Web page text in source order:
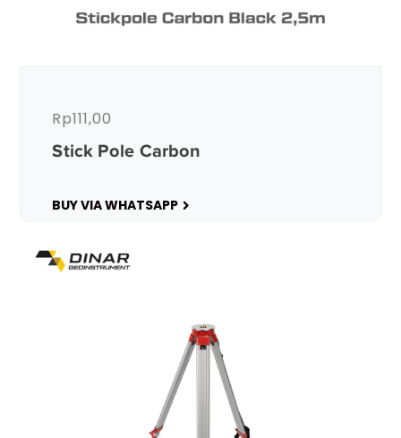
Stick Pole Carbon
Rp111,00
BUY VIA WHATSAPP